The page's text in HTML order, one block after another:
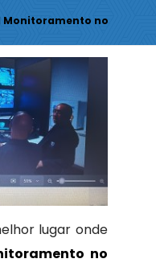
Monitoramento no
lugar onde
no